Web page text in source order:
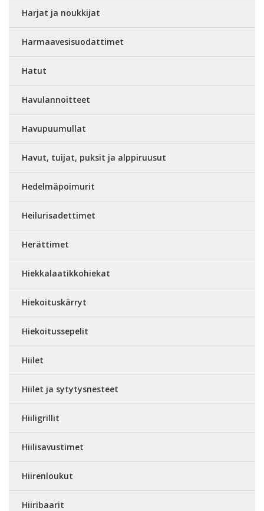
Harjat ja noukkijat
Harmaavesisuodattimet
Hatut
Havulannoitteet
Havupuumullat
Havut, tuijat, puksit ja alppiruusut
Hedelmäpoimurit
Heilurisadettimet
Herättimet
Hiekkalaatikkohiekat
Hiekoituskärryt
Hiekoitussepelit
Hiilet
Hiilet ja sytytysnesteet
Hiiligrillit
Hiilisavustimet
Hiirenloukut
Hiiribaarit